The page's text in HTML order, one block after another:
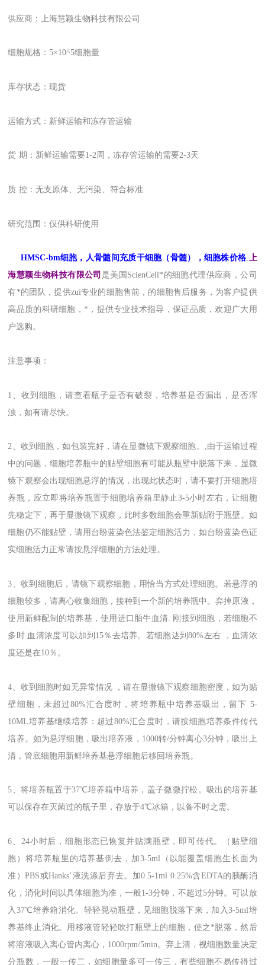
供应商：上海慧颖生物科技有限公司
细胞规格： 5×10^5细胞量
库存状态：现货
运输方式：新鲜运输和冻存管运输
货 期：新鲜运输需要1-2周，冻存管运输的需要2-3天
质 控：无支原体、无污染、符合标准
研究范围：仅供科研使用
HMSC-bm细胞，人骨髓间充质干细胞（骨髓），细胞株价格,上
海慧颖生物科技有限公司 是美国 ScienCell*的细胞代理供应商，公司
有*的团队，提供zui专业的细胞售前，的细胞售后服务 ，为客户提供
高品质的科研细胞 ， *，提供专业技术指导 ，保证品质 ，欢迎广大用
户选购。
注意事项：
1、收到细胞，请查看瓶子是否有破裂，培养基是否漏出，是否浑
浊，如有请尽快。
2、收到细胞，如包装完好，请在显微镜下观察细胞。,由于运输过程
中的问题，细胞培养瓶中的贴壁细胞有可能从瓶壁中脱落下来，显微
镜下观察会出现细胞悬浮的情况，出现此状态时，请不要打开细胞培
养瓶，应立即将培养瓶置于细胞培养箱里静止3-5小时左右，让细胞
先稳定下，再于显微镜下观察，此时多数细胞会重新贴附于瓶壁。如
细胞仍不能贴壁，请用台盼蓝染色法鉴定细胞活力，如台盼蓝染色证
实细胞活力正常请按悬浮细胞的方法处理。
3、收到细胞后，请镜下观察细胞，用恰当方式处理细胞。若悬浮的
细胞较多，请离心收集细胞，接种到一个新的培养瓶中。弃掉原液，
使用新鲜配制的培养基，使用进口胎牛血清. 刚接到细胞，若细胞不
多时 血清浓度可以加到15％去培养。若细胞迏到80%左右 ，血清浓
度还是在10％。
4、收到细胞时如无异常情况 ，请在显微镜下观察细胞密度，如为贴
壁细胞，未超过80%汇合度时，将培养瓶中培养基吸出，留下 5-
10ML培养基继续培养：超过80%汇合度时，请按细胞培养条件传代
培养。如为悬浮细胞，吸出培养液，1000转/分钟离心3分钟，吸出上
清，管底细胞用新鲜培养基悬浮细胞后移回培养瓶。
5、将培养瓶置于37℃培养箱中培养，盖子微微拧松。吸出的培养基
可以保存在灭菌过的瓶子里，存放于4℃冰箱，以备不时之需。
6、24小时后，细胞形态已恢复并贴满瓶壁，即可传代。（贴壁细
胞）将培养瓶里的培养基倒去，加3-5ml（以能覆盖细胞生长面为
准）PBS或Hanks’液洗涤后弃去。加0.5-1ml 0.25%含EDTA的胰酶消
化，消化时间以具体细胞为准，一般1-3分钟，不超过5分钟。可以放
入37℃培养箱消化。轻轻晃动瓶壁，见细胞脱落下来，加入3-5ml培
养基终止消化。用移液管轻轻吹打瓶壁上的细胞，使之*脱落，然后
将溶液吸入离心管内离心，1000rpm/5min。弃上清，视细胞数量决定
分瓶数，一般一传二，如细胞量多可一传三，有些细胞不易传得过